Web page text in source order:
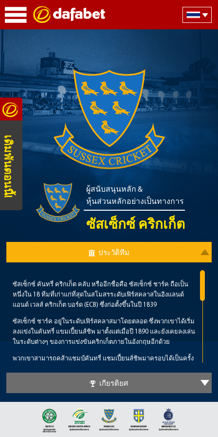
ผู้สนับสนุนหลัก &
หุ้นส่วนหลักอย่างเป็นทางการ
ซัสเซ็กซ์ คริกเก็ต
ประวัติทีม
ซัสเซ็กซ์ คันทรี่ คริกเก็ต คลับ หรืออีกชื่อคือ ซัสเซ็กซ์ ชาร์ค ถือเป็น
หนึ่งใน 18 ทีมที่เก่าแก่ที่สุดในสโมสรระดับเฟิร์สคลาสในอิงแลนด์
แอนด์ เวลส์ คริกเก็ต บอร์ด (ECB) ซึ่งก่อตั้งขึ้นในปี 1839
ซัสเซ็กซ์ ชาร์ค อยู่ในระดับเฟิร์สคลาสมาโดยตลอด ซึ่งพวกเขาได้เริ่ม
ลงแข่งในคันทรี่ แขมเปี้ยนส์ชิพ มาตั้งแต่เมื่อปี 1890 และยังเคยลงเล่น
ในระดับต่างๆ ของการแข่งขันคริกเก็ตภายในอังกฤษอีกด้วย
พวกเขาสามารถคส้าแชมป์คันทรี่ แชมเปี้ยนส์ชิพมาครอบได้เป็นครั้ง
ของพวกเขาจะได้รับการขนานนามยุคนั้นว่า “ทศวรรษแห่งความ
ซัสเซ็กซ์เคยคว้า “ดับเบิ้ลแชมป์” ได้ด้วยก่อนหน้านี้ด้วยการเอาชนะ
แลนแคสเชียร์คว้าแชมป์ C&G ไปครองก่อนจะคว้าแชมป์คันทรี่
เกียรติยศ
เดิมพันตอนนี้!